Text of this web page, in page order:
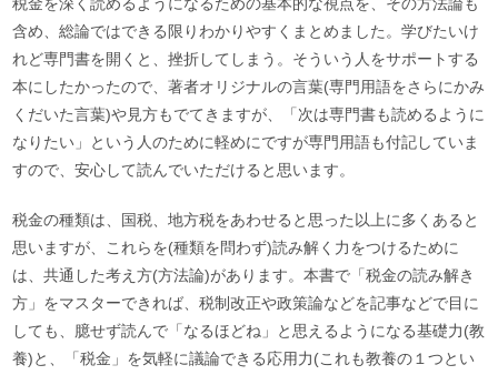
含め、総論ではできる限りわかりやすくまとめました。学びたいけ
れど専門書を開くと、挫折してしまう。そういう人をサポートする
本にしたかったので、著者オリジナルの言葉(専門用語をさらにかみ
くだいた言葉)や見方もでてきますが、「次は専門書も読めるように
なりたい」という人のために軽めにですが専門用語も付記していま
すので、安心して読んでいただけると思います。
税金の種類は、国税、地方税をあわせると思った以上に多くあると
思いますが、これらを(種類を問わず)読み解く力をつけるために
は、共通した考え方(方法論)があります。本書で「税金の読み解き
方」をマスターできれば、税制改正や政策論などを記事などで目に
しても、臆せず読んで「なるほどね」と思えるようになる基礎力(教
養)と、「税金」を気軽に議論できる応用力(これも教養の１つとい